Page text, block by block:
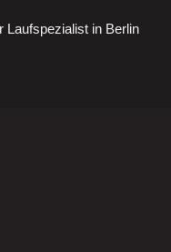
Laufspezialist in Berlin